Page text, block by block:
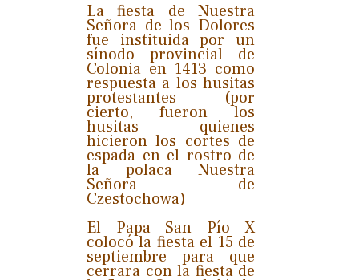
La fiesta de Nuestra
Señora de los Dolores
fue instituida por un
sínodo provincial de
Colonia en 1413 como
respuesta a los husitas
protestantes (por
cierto, fueron los
husitas quienes
hicieron los cortes de
espada en el rostro de
la polaca Nuestra
Señora de
Czestochowa)
El Papa San Pío X
colocó la fiesta el 15 de
septiembre para que
cerrara con la fiesta de